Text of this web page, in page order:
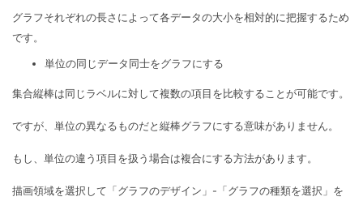
グラフそれぞれの長さによって各データの大小を相対的に把握するため
です。
単位の同じデータ同士をグラフにする
集合縦棒は同じラベルに対して複数の項目を比較することが可能です。
ですが、単位の異なるものだと縦棒グラフにする意味がありません。
もし、単位の違う項目を扱う場合は複合にする方法があります。
描画領域を選択して「グラフのデザイン」-「グラフの種類を選択」を